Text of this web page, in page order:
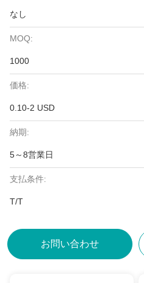
なし
MOQ:
1000
価格:
0.10-2 USD
納期:
5～8営業日
支払条件:
T/T
お問い合わせ